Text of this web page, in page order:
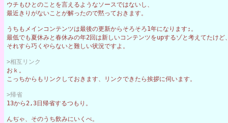
ウチもひとのことを言えるようなソースではないし、
最近きりがないことが解ったので黙っておきます。
うちもメインコンテンツは最後の更新からそろそろ1年になります;。
最低でも夏休みと春休みの年2回は新しいコンテンツをupするゾと考えてたけど
それすら巧くやらないと難しい状況ですよ。
>相互リンク
おｋ。
こっちからもリンクしておきます、リンクできたら挨拶に伺います。
>帰省
13から2,3日帰省するつもり。
んぢゃ、そのうち飲みにいくべ。